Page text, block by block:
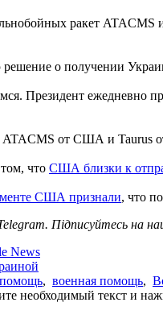
ракет ATACMS
о получении
Президент ежедневно
от США и Taurus
что США близки к
США признали, что
Підписуйтесь на
News
помощь, военная помощь,
необходимый текст и